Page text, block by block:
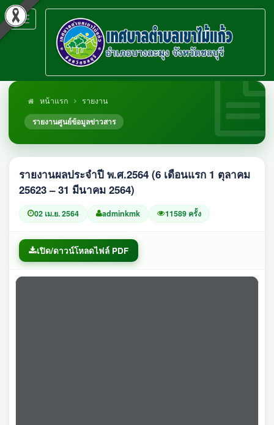
Toggle
navigation
หน้าแรก
รายงาน
รายงานศูนย์ข้อมูลข่าวสาร
รายงานผลประจำปี พ.ศ.2564 (6 เดือนแรก 1 ตุลาคม
25623 – 31 มีนาคม 2564)
02 เม.ย. 2564 adminkmk 11589 ครั้ง
เปิด/ดาวน์โหลดไฟล์ PDF